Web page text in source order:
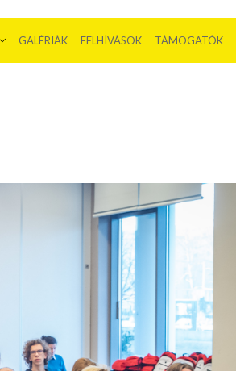
GALÉRIÁK FELHÍVÁSOK TÁMOGATÓK